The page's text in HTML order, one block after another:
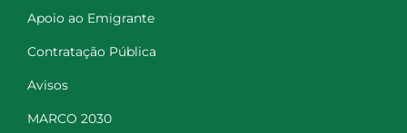
Apoio ao Emigrante
Contratação Pública
Avisos
MARCO 2030